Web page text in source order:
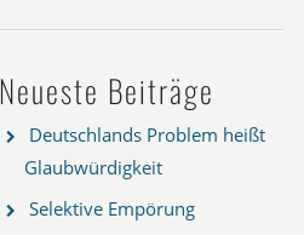
Neueste Beiträge
Deutschlands Problem heißt
Glaubwürdigkeit
Selektive Empörung